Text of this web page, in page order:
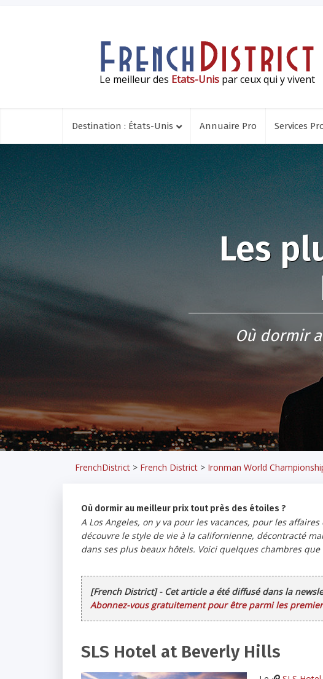
Le meilleur des Etats-Unis par ceux qui y vivent
Destination : États-Unis Annuaire Pro Services
Les
Où dormir
FrenchDistrict > French District > Ironman World
Où dormir au meilleur prix tout près des étoiles ?
A Los Angeles, on y va pour les vacances, pour les
découvre le style de vie à la californienne, décontracté
dans ses plus beaux hôtels. Voici quelques chambres
[French District] - Cet article a été diffusé dans la
Abonnez-vous gratuitement pour être parmi les
SLS Hotel at Beverly Hills